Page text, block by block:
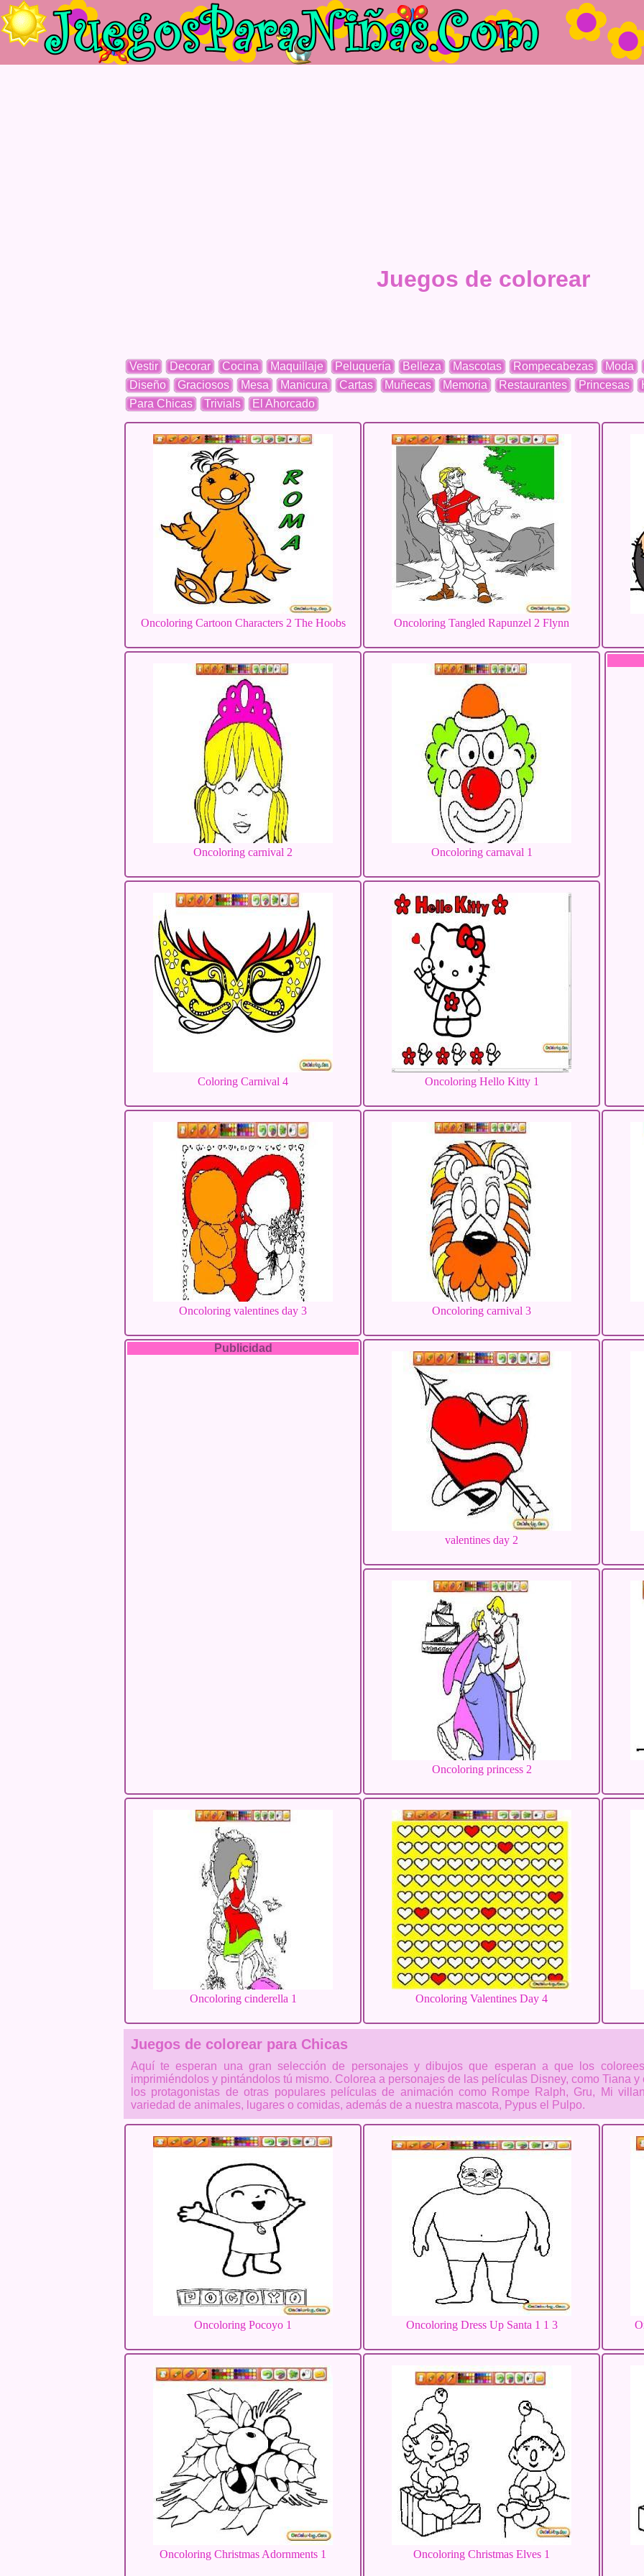
Juegos de colorear
Vestir Decorar Cocina Maquillaje Peluquería Belleza Mascotas Rompecabezas Moda
Diseño
Graciosos Mesa Manicura Cartas Muñecas Memoria Restaurantes Princesas
Para Chicas
Trivials El Ahorcado
Oncoloring Cartoon Characters 2 The Hoobs Oncoloring Tangled Rapunzel 2 Flynn
Oncoloring carnival 2 Oncoloring carnaval 1
Coloring Carnival 4 Oncoloring Hello Kitty 1
Oncoloring valentines day 3 Oncoloring carnival 3
Publicidad
valentines day 2
Oncoloring princess 2
Oncoloring cinderella 1 Oncoloring Valentines Day 4
Juegos de colorear para Chicas
Aquí te esperan una gran selección de personajes y dibujos que esperan a que los
imprimiéndolos y pintándolos tú mismo. Colorea a personajes de las películas Disney, como Tiana
los protagonistas de otras populares películas de animación como Rompe Ralph, Gru, Mi
variedad de animales, lugares o comidas, además de a nuestra mascota, Pypus el Pulpo.
Oncoloring Pocoyo 1 Oncoloring Dress Up Santa 1 1 3
Oncoloring Christmas Adornments 1 Oncoloring Christmas Elves 1